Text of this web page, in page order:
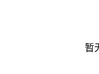
杨中楷认为，为
造商、关键分系暂